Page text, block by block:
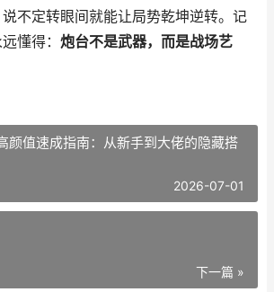
不定转眼间就能让局势乾坤逆转。记
懂得： 炮台不是武器，而是战场艺
颜值速成指南：从新手到大佬的隐藏搭
2026-07-01
下一篇 »